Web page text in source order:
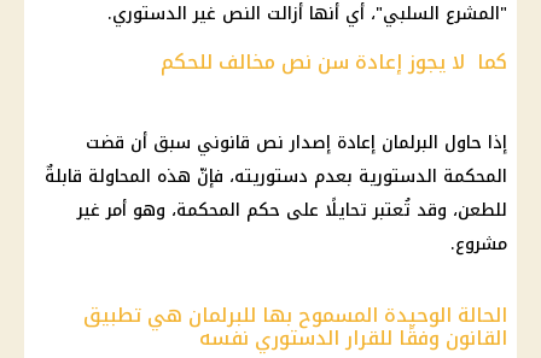
"المشرع السلبي"، أي أنها أزالت النص غير الدستوري.
كما لا يجوز إعادة سن نص مخالف للحكم
إذا حاول البرلمان إعادة إصدار نص قانوني سبق أن قضت
المحكمة الدستورية بعدم دستوريته، فإنّ هذه المحاولة قابلةٌ
للطعن، وقد تُعتبر تحايلًا على حكم المحكمة، وهو أمر غير
مشروع.
الحالة الوحيدة المسموح بها للبرلمان هي تطبيق
القانون وفقًا للقرار الدستوري نفسه